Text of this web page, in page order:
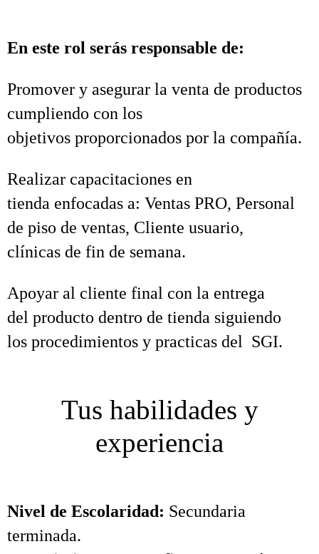
En este rol serás responsable de:
Promover y asegurar la venta de productos
cumpliendo con los
objetivos proporcionados por la compañía.
Realizar capacitaciones en
tienda enfocadas a: Ventas PRO, Personal
de piso de ventas, Cliente usuario,
clínicas de fin de semana.
Apoyar al cliente final con la entrega
del producto dentro de tienda siguiendo
los procedimientos y practicas del SGI.
Tus habilidades y
experiencia
Nivel de Escolaridad: Secundaria
terminada.